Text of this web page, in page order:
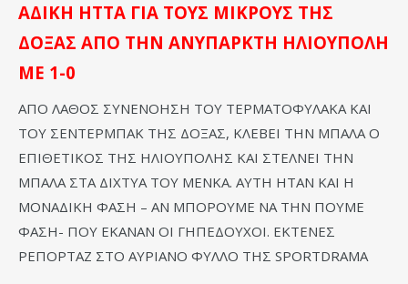
ΑΔΙΚΗ ΗΤΤΑ ΓΙΑ ΤΟΥΣ ΜΙΚΡΟΥΣ ΤΗΣ
ΔΟΞΑΣ ΑΠΟ ΤΗΝ ΑΝΥΠΑΡΚΤΗ ΗΛΙΟΥΠΟΛΗ
ΜΕ 1-0
ΑΠΟ ΛΑΘOΣ ΣΥΝΕΝΟΗΣΗ ΤOY ΤΕΡΜΑΤΟΦΥΛΑΚΑ ΚΑΙ
ΤΟΥ ΣΕΝΤΕΡΜΠΑΚ ΤΗΣ ΔΟΞΑΣ, ΚΛΕΒΕΙ ΤΗΝ ΜΠΑΛΑ Ο
ΕΠΙΘΕΤΙΚΟΣ ΤΗΣ ΗΛΙΟΥΠΟΛΗΣ ΚΑΙ ΣΤΕΛΝΕΙ ΤΗΝ
ΜΠΑΛΑ ΣΤΑ ΔΙΧΤΥΑ ΤΟΥ ΜΕΝΚΑ. ΑΥΤΗ ΗΤΑΝ ΚΑΙ Η
ΜΟΝΑΔΙΚΗ ΦΑΣΗ – ΑΝ ΜΠΟΡΟΥΜΕ ΝΑ ΤΗΝ ΠΟΥΜΕ
ΦΑΣΗ- ΠΟΥ ΕΚΑΝΑΝ ΟΙ ΓΗΠΕΔΟΥΧΟΙ. ΕΚΤΕΝΕΣ
ΡΕΠΟΡΤΑΖ ΣΤΟ ΑΥΡΙΑΝΟ ΦΥΛΛΟ ΤΗΣ SPORTDRAMA